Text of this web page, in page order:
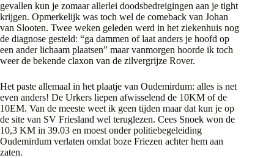
gevallen kun je zomaar allerlei doodsbedreigingen aan je tight
krijgen. Opmerkelijk was toch wel de comeback van Johan
van Slooten. Twee weken geleden werd in het ziekenhuis nog
de diagnose gesteld: “ga dammen of laat anders je hoofd op
een ander lichaam plaatsen” maar vanmorgen hoorde ik toch
weer de bekende claxon van de zilvergrijze Rover.
Het paste allemaal in het plaatje van Oudemirdum: alles is net
even anders! De Urkers liepen afwisselend de 10KM of de
10EM. Van de meeste weet ik geen tijden maar dat kun je op
de site van SV Friesland wel teruglezen. Cees Snoek won de
10,3 KM in 39.03 en moest onder politiebegeleiding
Oudemirdum verlaten omdat boze Friezen achter hem aan
zaten.